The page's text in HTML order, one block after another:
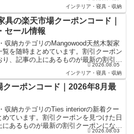
インテリア・寝具・収納
の楽天市場クーポンコード｜
セール情報
収納カテゴリのMangowood天然木製家
を随時まとめています。割引クーポン
、記事の上にあるものが最新の割引ク
2026.08.05
インテリア・寝具・収納
ーポンコード｜2026年8月最
収納カテゴリのTies interiorの新着クー
ています。割引クーポンを見つけた日
あるものが最新の割引クーポンになり
2026.08.03